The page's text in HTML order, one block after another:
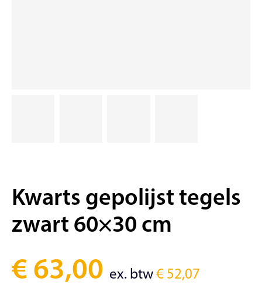
Kwarts gepolijst tegels
zwart 60×30 cm
€ 63,00 ex. btw € 52,07